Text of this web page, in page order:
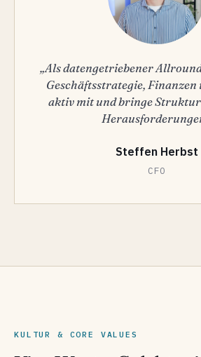
„Als datengetriebener
Geschäftsstrategie, Finanzen
aktiv mit und bringe
Steffen Herbst
CFO
KULTUR & CORE VALUES